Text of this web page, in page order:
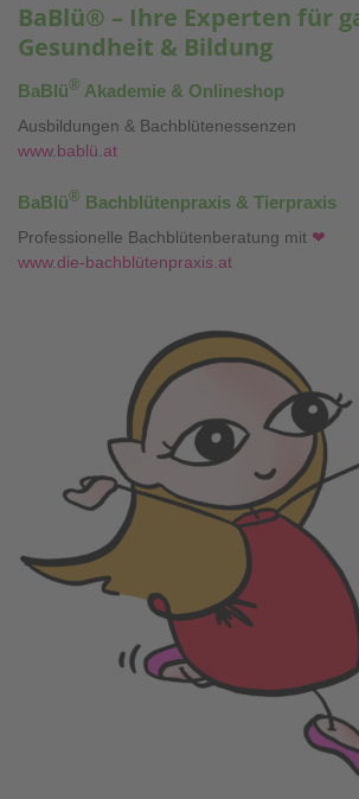
BaBlü® – Ihre Experten für
Gesundheit & Bildung
BaBlü® Akademie & Onlineshop
Ausbildungen & Bachblütenessenzen
www.bablü.at
BaBlü® Bachblütenpraxis & Tierpraxis
Professionelle Bachblütenberatung mit ❤
www.die-bachblütenpraxis.at